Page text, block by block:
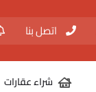
اتصل بنا
شراء عقارات